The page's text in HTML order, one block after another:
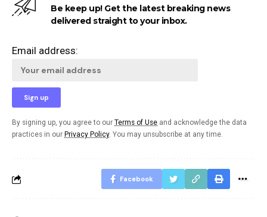
Be keep up! Get the latest breaking news
delivered straight to your inbox.
Email address:
By signing up, you agree to our Terms of Use and acknowledge the data
practices in our Privacy Policy. You may unsubscribe at any time.
Facebook